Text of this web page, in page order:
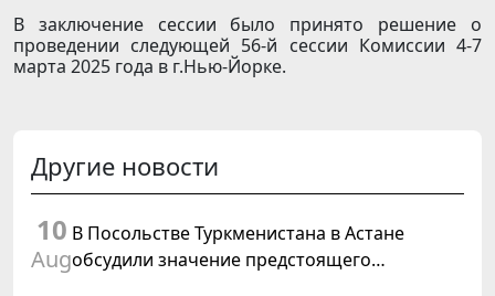
В заключение сессии было принято решение о
проведении следующей 56-й сессии Комиссии 4-7
марта 2025 года в г.Нью-Йорке.
Другие новости
10
Aug
В Посольстве Туркменистана в Астане
обсудили значение предстоящего